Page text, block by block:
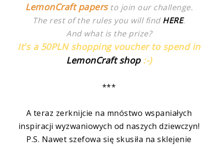
LemonCraft papersto join our challenge.
The rest of the rules you will findHERE.
And what is the prize?
It's a 50PLN shopping voucher to spend in
LemonCraft shop:-)
***
A teraz zerknijcie na mnóstwo wspaniałych
inspiracji wyzwaniowych od naszych dziewczyn!
P.S. Nawet szefowa się skusiła na sklejenie